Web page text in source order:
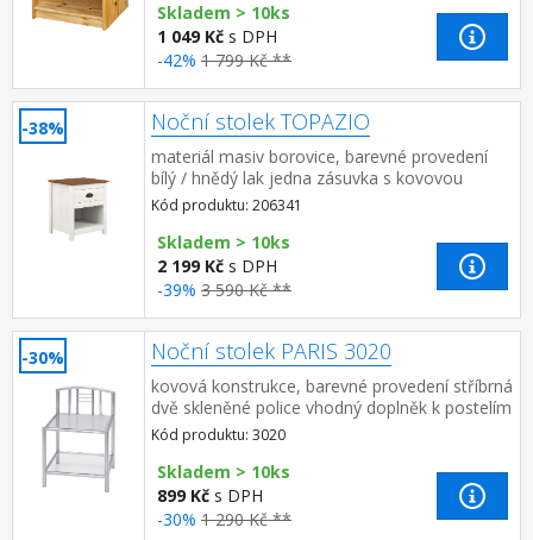
Skladem > 10ks
1 049 Kč s DPH
-42% 1 799 Kč **
-38% Noční stolek TOPAZIO
materiál masiv borovice, barevné provedení
bílý / hnědý lak jedna zásuvka s kovovou
úchytkou a pojezdy, jedna police
Kód produktu: 206341
Skladem > 10ks
2 199 Kč s DPH
-39% 3 590 Kč **
-30% Noční stolek PARIS 3020
kovová konstrukce, barevné provedení stříbrná
dvě skleněné police vhodný doplněk k postelím
PARIS (3021, 3022 a 3023)
Kód produktu: 3020
Skladem > 10ks
899 Kč s DPH
-30% 1 290 Kč **